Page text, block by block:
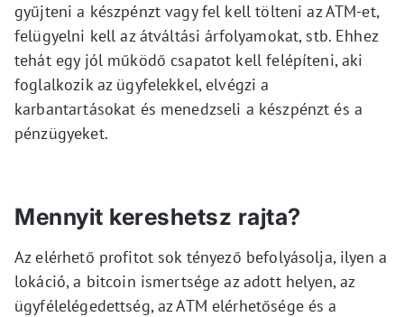
gyűjteni a készpénzt vagy fel kell tölteni az ATM-et,
felügyelni kell az átváltási árfolyamokat, stb. Ehhez
tehát egy jól működő csapatot kell felépíteni, aki
foglalkozik az ügyfelekkel, elvégzi a
karbantartásokat és menedzseli a készpénzt és a
pénzügyeket.
Mennyit kereshetsz rajta?
Az elérhető profitot sok tényező befolyásolja, ilyen a
lokáció, a bitcoin ismertsége az adott helyen, az
ügyfélelégedettség, az ATM elérhetősége és a